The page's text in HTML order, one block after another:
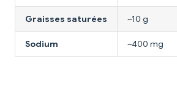
Graisses saturées ~10 g
Sodium ~400 mg